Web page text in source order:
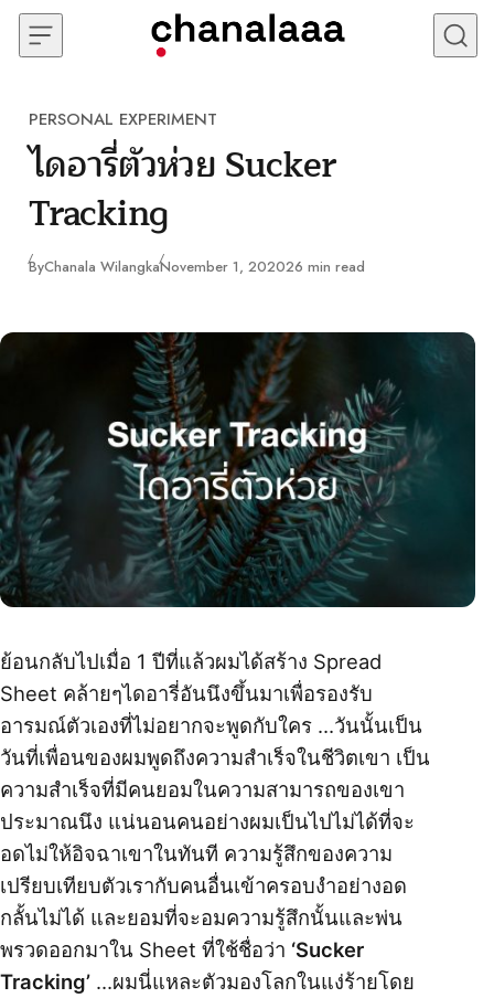
Skip to content
Category
PERSONAL EXPERIMENT
ไดอารี่ตัวห่วย Sucker
Tracking
ByChanala WilangkaPublished
November 1, 202026 min read
ย้อนกลับไปเมื่อ 1 ปีที่แล้วผมได้สร้าง Spread
Sheet คล้ายๆไดอารี่อันนึงขึ้นมาเพื่อรองรับ
อารมณ์ตัวเองที่ไม่อยากจะพูดกับใคร …วันนั้นเป็น
วันที่เพื่อนของผมพูดถึงความสำเร็จในชีวิตเขา เป็น
ความสำเร็จที่มีคนยอมในความสามารถของเขา
ประมาณนึง แน่นอนคนอย่างผมเป็นไปไม่ได้ที่จะ
อดไม่ให้อิจฉาเขาในทันที ความรู้สึกของความ
เปรียบเทียบตัวเรากับคนอื่นเข้าครอบงำอย่างอด
กลั้นไม่ได้ และยอมที่จะอมความรู้สึกนั้นและพ่น
พรวดออกมาใน Sheet ที่ใช้ชื่อว่า ‘Sucker
Tracking’ …ผมนี่แหละตัวมองโลกในแง่ร้ายโดย